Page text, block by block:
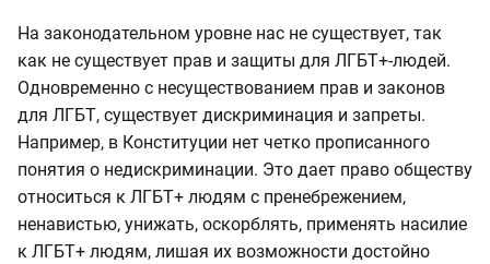
На законодательном уровне нас не существует, так
как не существует прав и защиты для ЛГБТ+-людей.
Одновременно с несуществованием прав и законов
для ЛГБТ, существует дискриминация и запреты.
Например, в Конституции нет четко прописанного
понятия о недискриминации. Это дает право обществу
относиться к ЛГБТ+ людям с пренебрежением,
ненавистью, унижать, оскорблять, применять насилие
к ЛГБТ+ людям, лишая их возможности достойно